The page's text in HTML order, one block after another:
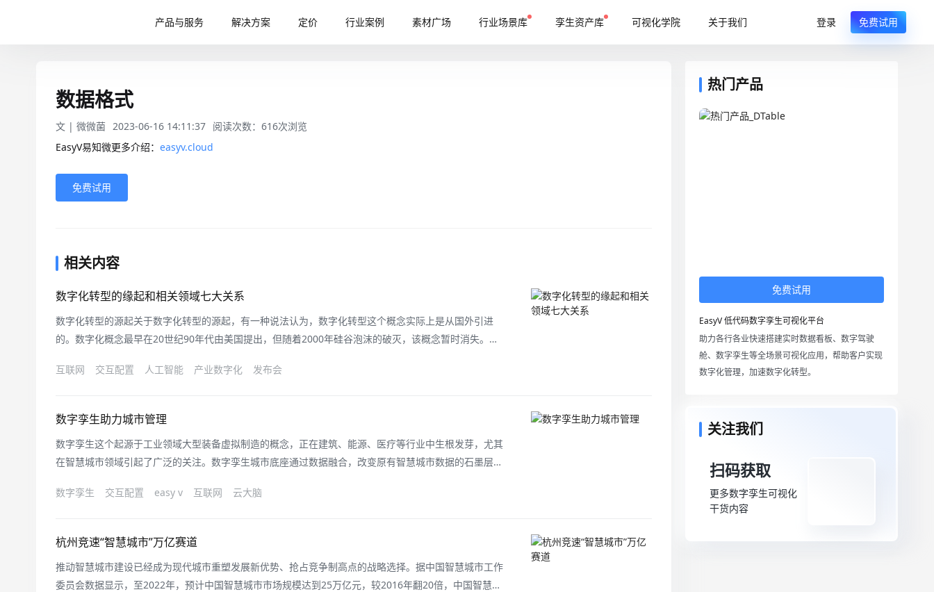
产品与服务 解决方案 定价 行业案例 素材广场 行业场景库 孪生资产库 可视化学院 关于我们 登录 免费试用
数据格式
文 | 微微菌 2023-06-16 14:11:37 阅读次数： 616次浏览
EasyV易知微更多介绍： easyv.cloud
免费试用
相关内容
数字化转型的缘起和相关领域七大关系
数字化转型的源起关于数字化转型的源起，有一种说法认为，数字化转型这个概念实际上是从国外引进
的。数字化概念最早在20世纪90年代由美国提出，但随着2000年硅谷泡沫的破灭，该概念暂时消失。直
应用该概念。例如谷歌认为数字化转型是企业利用新技术重新设计和重新定义与客户、员工以及合作伙伴
互联网 交互配置 人工智能 产业数字化 发布会
数字孪生助力城市管理
数字孪生这个起源于工业领域大型装备虚拟制造的概念，正在建筑、能源、医疗等行业中生根发芽，尤其
在智慧城市领域引起了广泛的关注。数字孪生城市底座通过数据融合，改变原有智慧城市数据的石墨层级
理世界的人、物、事件等所有要素数字化，在网络空间再造一个与之对应的“虚拟世界”，形成物理维度上
数字孪生 交互配置 easy v 互联网 云大脑
杭州竞速“智慧城市”万亿赛道
推动智慧城市建设已经成为现代城市重塑发展新优势、抢占竞争制高点的战略选择。据中国智慧城市工作
委员会数据显示，至2022年，预计中国智慧城市市场规模达到25万亿元，较2016年翻20倍，中国智慧城
热门产品
免费试用
EasyV 低代码数字孪生可视化平台
助力各行各业快速搭建实时数据看板、数字驾驶
舱、数字孪生等全场景可视化应用，帮助客户实现
数字化管理，加速数字化转型。
关注我们
扫码获取
更多数字孪生可视化
干货内容